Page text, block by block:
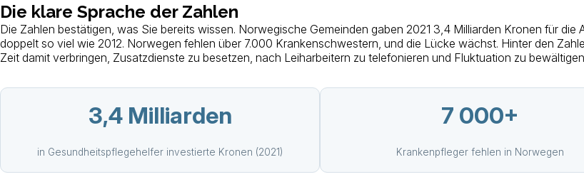
Die klare Sprache der Zahlen
Die Zahlen bestätigen, was Sie bereits wissen. Norwegische Gemeinden gaben 2021 3,4 Milliarden Kronen für
doppelt so viel wie 2012. Norwegen fehlen über 7.000 Krankenschwestern, und die Lücke wächst. Hinter den
Zeit damit verbringen, Zusatzdienste zu besetzen, nach Leiharbeitern zu telefonieren und Fluktuation zu
3,4 Milliarden
in Gesundheitspflegehelfer investierte Kronen (2021)
7 000+
Krankenpfleger fehlen in Norwegen